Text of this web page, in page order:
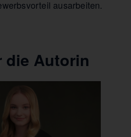
ausarbeiten.
die Autorin